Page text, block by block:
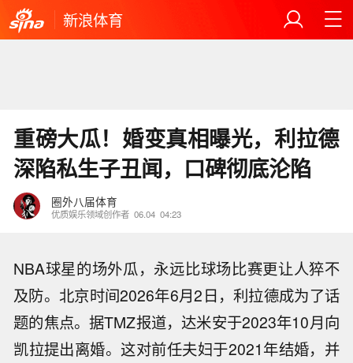
新浪体育
重磅大瓜！婚变真相曝光，利拉德
深陷私生子丑闻，口碑彻底沦陷
圈外八届体育
优质娱乐领域创作者 06.04 04:23
NBA球星的场外瓜，永远比球场比赛更让人猝不
及防。北京时间2026年6月2日，利拉德成为了话
题的焦点。据TMZ报道，达米安于2023年10月向
凯拉提出离婚。这对前任夫妇于2021年结婚，并